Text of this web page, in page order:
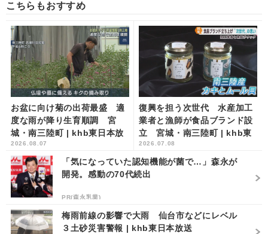
こちらもおすすめ
お盆に向け菊の出荷最盛 適
度な雨が降り生育順調 宮
城・南三陸町 | khb東日本放
送
2026.08.07
復興を担う次世代 水産加工
業者と漁師が食品ブランド設
立 宮城・南三陸町 | khb東
日本放送
2026.07.08
「気になっていた認知機能が菌で…」森永が
開発。感動の70代続出
PR(森永乳業)
梅雨前線の影響で大雨 仙台市などにレベル
３土砂災害警報 | khb東日本放送